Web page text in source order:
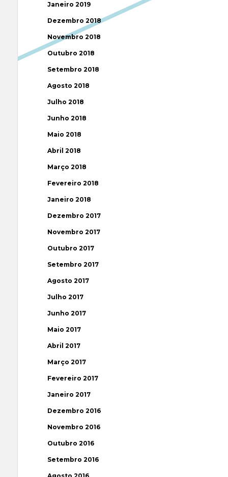
Janeiro 2019
Dezembro 2018
Novembro 2018
Outubro 2018
Setembro 2018
Agosto 2018
Julho 2018
Junho 2018
Maio 2018
Abril 2018
Março 2018
Fevereiro 2018
Janeiro 2018
Dezembro 2017
Novembro 2017
Outubro 2017
Setembro 2017
Agosto 2017
Julho 2017
Junho 2017
Maio 2017
Abril 2017
Março 2017
Fevereiro 2017
Janeiro 2017
Dezembro 2016
Novembro 2016
Outubro 2016
Setembro 2016